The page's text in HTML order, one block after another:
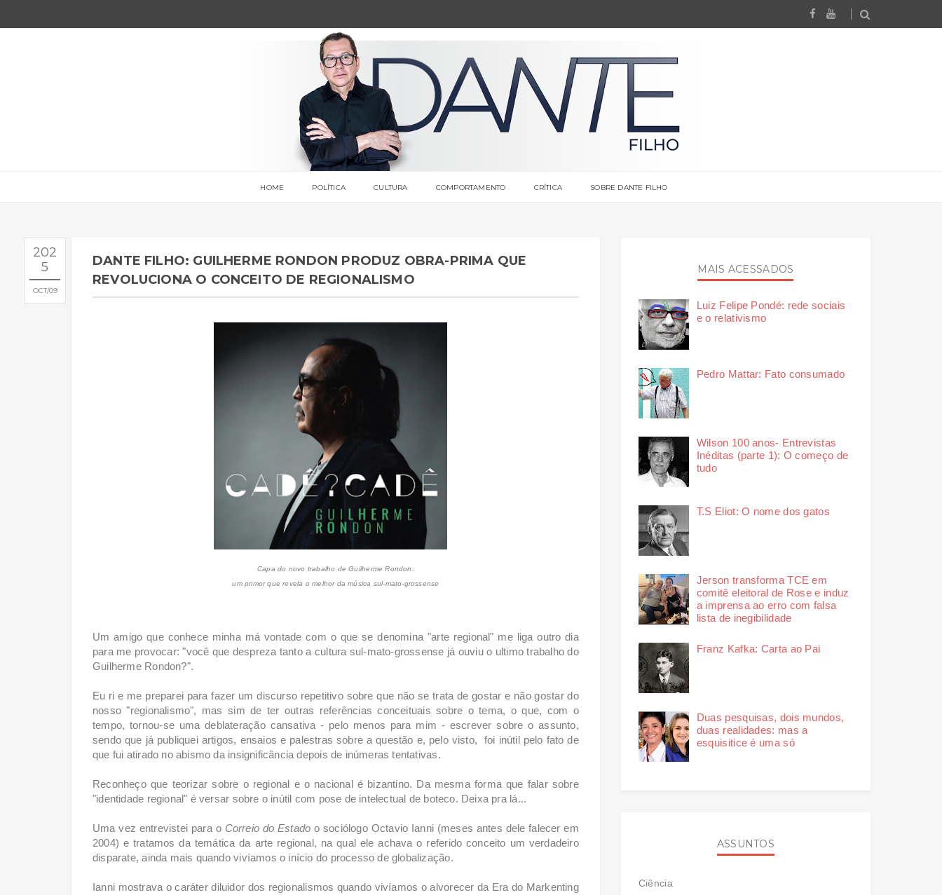
HOME POLÍTICA CULTURA COMPORTAMENTO CRÍTICA SOBRE DANTE FILHO
202
5
OCT 09
DANTE FILHO: GUILHERME RONDON PRODUZ OBRA-PRIMA QUE
REVOLUCIONA O CONCEITO DE REGIONALISMO
Capa do novo trabalho de Guilherme Rondon:
um primor que revela o melhor da música sul-mato-grossense
Um amigo que conhece minha má vontade com o que se denomina "arte regional" me liga outro dia
para me provocar: "você que despreza tanto a cultura sul-mato-grossense já ouviu o ultimo trabalho do
Guilherme Rondon?".
Eu ri e me preparei para fazer um discurso repetitivo sobre que não se trata de gostar e não gostar do
nosso "regionalismo", mas sim de ter outras referências conceituais sobre o tema, o que, com o
tempo, tornou-se uma deblateração cansativa - pelo menos para mim - escrever sobre o assunto,
sendo que já publiquei artigos, ensaios e palestras sobre a questão e, pelo visto, foi inútil pelo fato de
que fui atirado no abismo da insignificância depois de inúmeras tentativas.
Reconheço que teorizar sobre o regional e o nacional é bizantino. Da mesma forma que falar sobre
"identidade regional" é versar sobre o inútil com pose de intelectual de boteco. Deixa pra lá...
Uma vez entrevistei para o Correio do Estado o sociólogo Octavio Ianni (meses antes dele falecer em
2004) e tratamos da temática da arte regional, na qual ele achava o referido conceito um verdadeiro
disparate, ainda mais quando vivíamos o início do processo de globalização.
Ianni mostrava o caráter diluidor dos regionalismos quando vivíamos o alvorecer da Era do Markenting
MAIS ACESSADOS
Luiz Felipe Pondé: rede sociais
e o relativismo
Pedro Mattar: Fato consumado
Wilson 100 anos- Entrevistas
Inéditas (parte 1): O começo de
tudo
T.S Eliot: O nome dos gatos
Jerson transforma TCE em
comitê eleitoral de Rose e induz
a imprensa ao erro com falsa
lista de inegibilidade
Franz Kafka: Carta ao Pai
Duas pesquisas, dois mundos,
duas realidades: mas a
esquisitice é uma só
ASSUNTOS
Ciência